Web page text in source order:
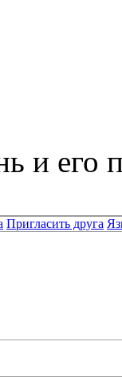
и его
Пригласить друга